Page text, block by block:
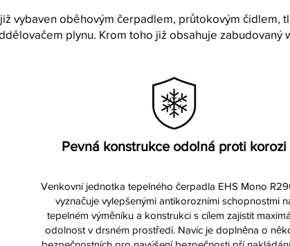
vybaven oběhovým čerpadlem, průtokovým čidlem,
plynu. Krom toho již obsahuje zabudovaný
Pevná konstrukce odolná proti korozi
Venkovní jednotka tepelného čerpadla EHS Mono
vyznačuje vylepšenými antikorozními schopnostmi
tepelném výměníku a konstrukci s cílem zajistit
odolnost v drsném prostředí. Navíc je doplněna o